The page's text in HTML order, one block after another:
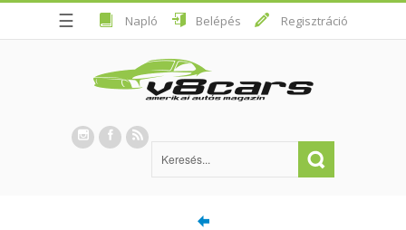
☰ Napló Belépés Regisztráció